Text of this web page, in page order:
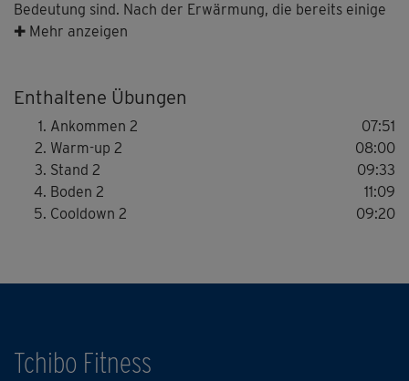
Bedeutung sind. Nach der Erwärmung, die bereits einige
Squats beinhaltet, folgen verschiedene Varianten der
kompletten Rumpf stärken, entspannst du dich beim
wohlverdienten Cooldown im Liegen.
✚ Mehr anzeigen
Enthaltene Übungen
Ankommen 2
07:51
Warm-up 2
08:00
Stand 2
09:33
Boden 2
11:09
Cooldown 2
09:20
Tchibo Fitness